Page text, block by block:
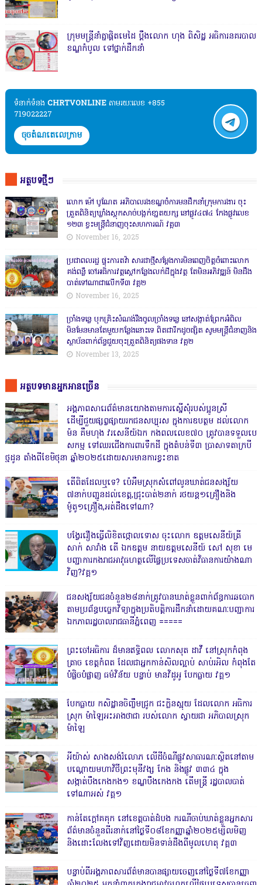
ក្រុមមន្ត្រីនាំគ្នាផ្ដិតមេដៃ ប្ដឹងលោក ហុង ពិសិដ្ឋ អធិការនគរបាល
ខណ្ឌកំបូល ទៅថ្នាក់ដឹកនាំ
ទំនាក់ទំនង​​ CHRTVONLINE តាមរយៈលេខ +855
719022227
ចុចតំណតេលេក្រាម
អត្ថបទថ្មីៗ
លោក ម៉ៅ បូណែត អភិបាលរងខណ្ឌចំការមនដឹកនាំក្រុមការងារ ចុះ
ត្រួតពិនិត្យឃ្លាំងស្តុកសាច់បង្កក់ខា្នតយក្ស នៅផ្លូវ៤៧៤ កែងផ្លូវលេខ
១២៣ ខ្វះមន្ត្រីជំនាញចុះសហការណ៍ វគ្គ៣
November 16, 2025
ប្រជាពលរដ្ឋ ផ្ទុះការតវ៉ា សារជាថ្មីសម្តែងការមិនពេញចិត្តចំពោះលោក
គង់ពន្លឺ ចៅអធិការវត្តស្ដៅកន្លែងលក់ដីក្នុងវត្ត តែមិនអភិវឌ្ឍន៍ មិនដឹង
បាត់ទៅណាជាលើកទី៣ វគ្គ២
November 16, 2025
ច្រាំងទន្លេ បុកគ្រិះសំណង់រឹងចូលច្រាំងទន្លេ នៅសង្កាត់ព្រែកអំពិល
មិនមែនមានតែមួយកន្លែងនោះទេ ពិតជារីកដូចផ្សិត សូមមន្ត្រីជំនាញនិង
ស្ថាប័នពាក់ព័ន្ធជួយចុះត្រួតពិនិត្យផងទាន វគ្គ២
November 13, 2025
អត្ថបទមានអ្នកអានច្រើន
អង្គភាពសារេព័ត៌មានយោងតាមការស្នើសុំរបស់ប្អូនស្រី
ដើម្បីជួយផ្សព្វផ្សាយរកជនសប្បុរស ក្នុងការឧបត្ថម ដល់លោក
ម៉ន គឹមហុង វរសេនីយ៍ឯក កងពលលេខ៧០ ត្រូវបានទទួលបេ
សកម្ម ទៅឈរជើងការពារទឹកដី ក្នុងតំបន់ទី៣ ប្រាសាទតាក្របី
ថ្មដូន តាំងពីខែមិថុនា ឆ្នាំ២០២៥ដោយសារមានការខ្វះខាត
តើពិតដែលឬទេ? ប៉េអឹមស្រុកសំពៅលូនឃាត់ជនសង្ស័យ
៧នាក់បញ្ជូនដល់ខេត្ត,ជ្រុះបាត់២នាក់ រថយន្ត១គ្រឿងនិង
ម៉ូតូ១គ្រឿង,អត់ដឹងទៅណា?
បង្វែររឿងធ្វើលិខិតថ្កោលទោស ចុះលោក ឧត្តមសេនីយ៍ត្រី
សាក់ សារាំង តើ ឯកឧត្តម នាយឧត្តមសេនីយ៍ សៅ សុខា មេ
បញ្ជាការកងរាជអាវុធហត្ថលើផ្ទៃប្រទេសចាត់វិធានការយ៉ាងណា
វិញ?វគ្គ១
ជនសង្ស័យជនចំនួន២៨នាក់ត្រូវបានឃាត់ខ្លួនពាក់ព័ន្ធការឆបោក
តាមប្រព័ន្ធបច្ចេកវិទ្យាក្នុងប្រតិបត្តិការដឹកនាំដោយគណៈបញ្ជាការ
ឯកភាពរដ្ឋបាលរាជធានីភ្នំពេញ ‎=====
ព្រះចៅអធិការ ដ៏មានឥទ្ធិពល លោកសុត ដាវី នៅស្រុកកំពុង
ត្រាច ខេត្តកំពត ដែលជាអ្នកកាន់សិលល្អាប់ សាប់រអិល កំពុងតែ
បំផ្លិចបំផ្លាញ ធម៌វិន័យ បន្ទាប់ មានវិដូអូ បែកធ្លាយ វគ្គ១
បែកធ្លាយ កសិដ្ឋានចិញ្ចឹមជ្រូក ជះក្លិនស្អុយ ដែលលោក អធិការ
ស្រុក ម៉ាឡៃអះអាងថាជា របស់លោក ស្វាយជា អភិបាលស្រុក
ម៉ាឡៃ
អីយ៉ាស់ សាងសង់រំលោភ លើដីចំណីផ្លូវសាធារណៈស្ថិតនៅតាម
បណ្ដោយមហាវិថីព្រះមុនីវង្ស កែង និងផ្លូវ ៣៣៤ ក្នុង
សង្កាត់បឹងកេងកង១ ខណ្ឌបឹងកេងកង តើមន្ត្រី រដ្ឋបាលបាត់
ទៅណាអស់ វគ្គ១
កាន់តែក្តៅគគុក នៅខេត្តបាត់ដំបង ករណីចាប់ឃាត់ខ្លួនអ្នកសារ
ព័ត៌មានចំនួនពីរនាក់នៅថ្ងៃទី០៨ខែកញ្ញាឆ្នាំ២០២៥ម្សិលមិញ
និងដោះលែងទៅវិញដោយមិនទាន់ដឹងពីមូលហេតុ វគ្គ៣
បន្ទាប់ពីអង្គភាពសារព័ត៌មានបានផ្សាយចេញនៅថ្ងៃទី៧ខែកញ្ញា